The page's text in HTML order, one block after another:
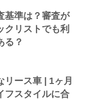
基準は？審査が
クリストでも利
る？
リース車 | 1ヶ月
フスタイルに合